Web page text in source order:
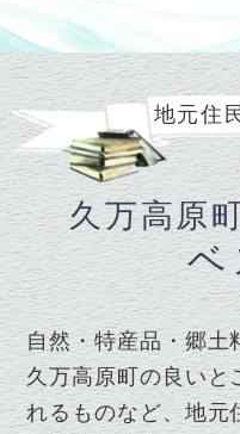
地元住
久万高原
自然・特産品・郷
久万高原町の良いと
れるものなど、地元